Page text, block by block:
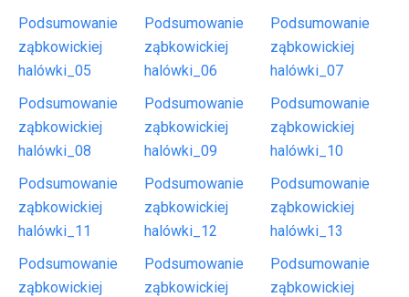
Podsumowanie
ząbkowickiej
halówki_05
Podsumowanie
ząbkowickiej
halówki_06
Podsumowanie
ząbkowickiej
halówki_07
Podsumowanie
ząbkowickiej
halówki_08
Podsumowanie
ząbkowickiej
halówki_09
Podsumowanie
ząbkowickiej
halówki_10
Podsumowanie
ząbkowickiej
halówki_11
Podsumowanie
ząbkowickiej
halówki_12
Podsumowanie
ząbkowickiej
halówki_13
Podsumowanie
ząbkowickiej
Podsumowanie
ząbkowickiej
Podsumowanie
ząbkowickiej